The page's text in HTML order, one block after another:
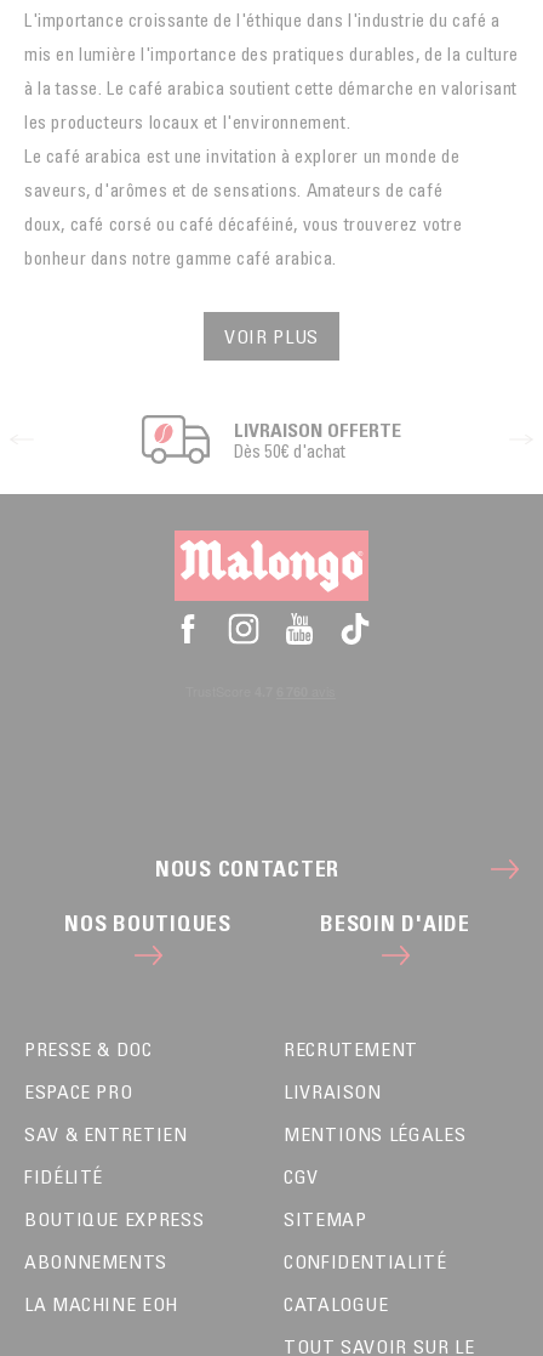
L'importance croissante de l'éthique dans l'industrie du café a
mis en lumière l'importance des pratiques durables, de la culture
à la tasse. Le café arabica soutient cette démarche en valorisant
les producteurs locaux et l'environnement.
Le café arabica est une invitation à explorer un monde de
saveurs, d'arômes et de sensations. Amateurs de café
doux, café corsé ou café décaféiné, vous trouverez votre
bonheur dans notre gamme café arabica.
VOIR PLUS
LIVRAISON OFFERTE
Dès 50€ d'achat
NOUS CONTACTER
NOS BOUTIQUES BESOIN D'AIDE
PRESSE & DOC
ESPACE PRO
SAV & ENTRETIEN
FIDÉLITÉ
BOUTIQUE EXPRESS
ABONNEMENTS
LA MACHINE EOH
RECRUTEMENT
LIVRAISON
MENTIONS LÉGALES
CGV
SITEMAP
CONFIDENTIALITÉ
CATALOGUE
TOUT SAVOIR SUR LE